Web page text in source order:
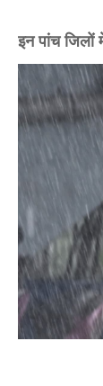
इन पांच जिलों